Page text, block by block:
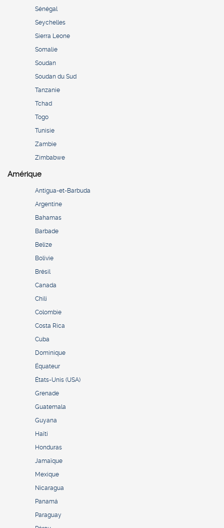
Sénégal
Seychelles
Sierra Leone
Somalie
Soudan
Soudan du Sud
Tanzanie
Tchad
Togo
Tunisie
Zambie
Zimbabwe
Amérique
Antigua-et-Barbuda
Argentine
Bahamas
Barbade
Belize
Bolivie
Brésil
Canada
Chili
Colombie
Costa Rica
Cuba
Dominique
Équateur
États-Unis (USA)
Grenade
Guatemala
Guyana
Haïti
Honduras
Jamaïque
Mexique
Nicaragua
Panamá
Paraguay